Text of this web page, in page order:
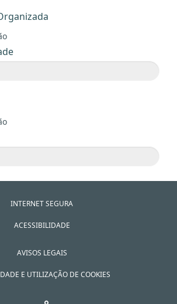
INTERNET SEGURA
ACESSIBILIDADE
AVISOS LEGAIS
E UTILIZAÇÃO DE COOKIES